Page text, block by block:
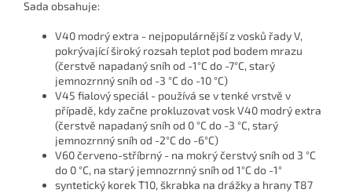
Sada obsahuje:
V40 modrý extra - nejpopulárnější z vosků řady V,
pokrývající široký rozsah teplot pod bodem mrazu
(čerstvě napadaný sníh od -1°C do -7°C, starý
jemnozrnný sníh od -3 °C do -10 °C)
V45 fialový speciál - používá se v tenké vrstvě v
případě, kdy začne prokluzovat vosk V40 modrý extra
(čerstvě napadaný sníh od 0 °C do -3 °C, starý
jemnozrnný sníh od -2°C do -6°C)
V60 červeno-stříbrný - na mokrý čerstvý sníh od 3 °C
do 0 °C, na starý jemnozrnný sníh od 1°C do -1°
syntetický korek T10, škrabka na drážky a hrany T87